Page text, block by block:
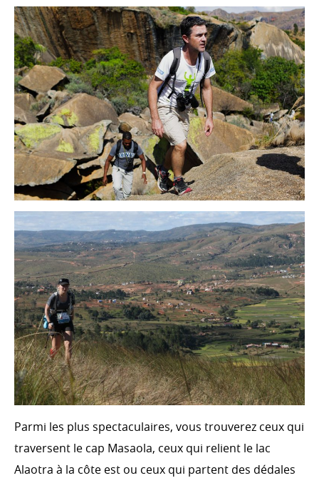
Parmi les plus spectaculaires, vous trouverez ceux qui
traversent le cap Masaola, ceux qui relient le lac
Alaotra à la côte est ou ceux qui partent des dédales